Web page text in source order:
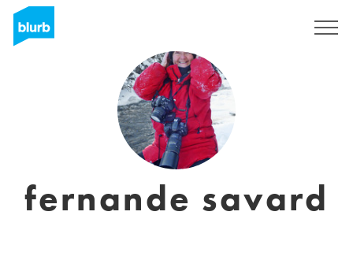
fernande savard